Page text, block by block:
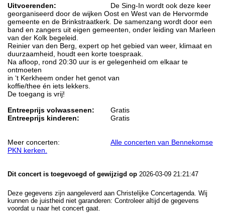
Uitvoerenden:
De Sing-In wordt ook deze keer
georganiseerd door de wijken Oost en West van de Hervormde
gemeente en de Brinkstraatkerk. De samenzang wordt door een
band en zangers uit eigen gemeenten, onder leiding van Marleen
van der Kolk begeleid.
Reinier van den Berg, expert op het gebied van weer, klimaat en
duurzaamheid, houdt een korte toespraak.
Na afloop, rond 20:30 uur is er gelegenheid om elkaar te
ontmoeten
in ‘t Kerkheem onder het genot van
koffie/thee én iets lekkers.
De toegang is vrij!
Entreeprijs volwassenen:
Gratis
Entreeprijs kinderen:
Gratis
Meer concerten:
Alle concerten van Bennekomse
PKN kerken.
Dit concert is toegevoegd of gewijzigd op 2026-03-09 21:21:47
Deze gegevens zijn aangeleverd aan Christelijke Concertagenda. Wij
kunnen de juistheid niet garanderen: Controleer altijd de gegevens
voordat u naar het concert gaat.